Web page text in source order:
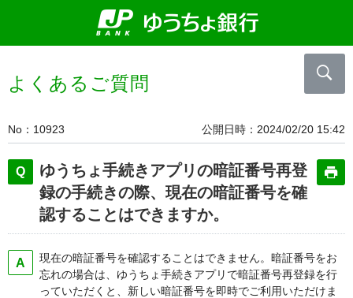
よくあるご質問
No 10923 公開日時 2024/02/20 15:42
ゆうちょ手続きアプリの暗証番号再登
録の手続きの際、現在の暗証番号を確
認することはできますか。
現在の暗証番号を確認することはできません。暗証番号をお
忘れの場合は、ゆうちょ手続きアプリで暗証番号再登録を行
っていただくと、新しい暗証番号を即時でご利用いただけま